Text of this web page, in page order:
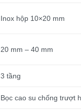
Inox hộp 10×20 mm
20 mm – 40 mm
3 tầng
Bọc cao su chống trượt